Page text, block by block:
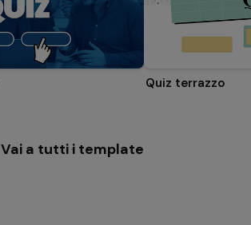
Quiz terrazzo
Vai a tutti i template